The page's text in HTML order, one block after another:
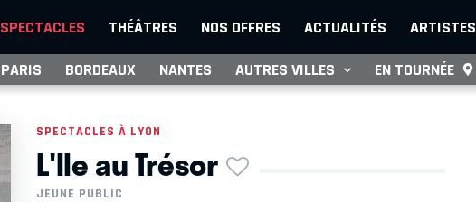
SPECTACLES THÉÂTRES NOS OFFRES ACTUALITÉS ARTISTES
PARIS BORDEAUX NANTES AUTRES VILLES EN TOURNÉE
SPECTACLES À LYON
L'Ile au Trésor
JEUNE PUBLIC